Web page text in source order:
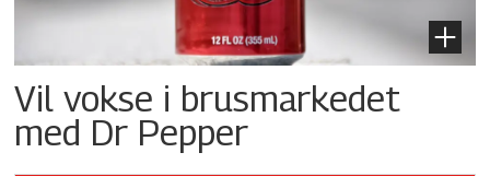
Vil vokse i brusmarkedet
med Dr Pepper